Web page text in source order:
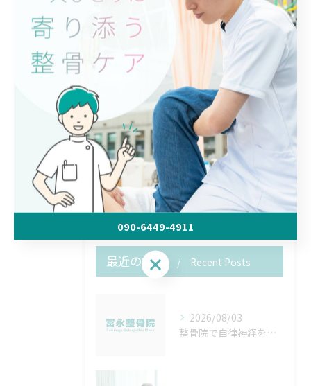
帯広市の『冨永整骨院』は、幅広い不調への対応が可能
です。
健康保険が適用される施術も行なっておりますので、お
気軽にご利用ください。
< 前のページ 一覧に戻る 次のページ >
最近の投稿 Recent Posts
2026/08/03
整骨院で自律神経を整える方法と北海道帯広市松前郡松前町で安心して通院するコツ
090-6449-4911
090-6449-4911